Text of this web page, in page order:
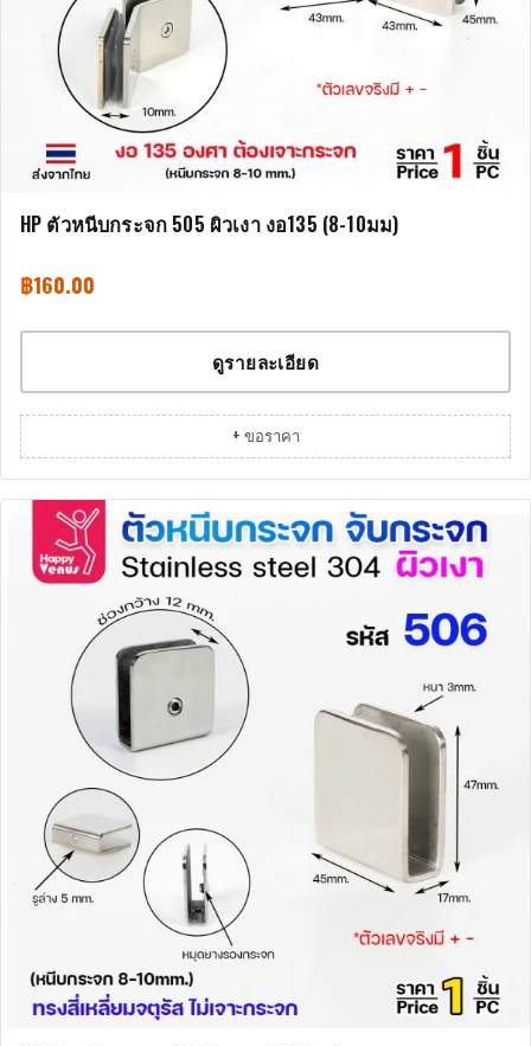
HP ตัวหนีบกระจก 505 ผิวเงา งอ135 (8-10มม)
฿160.00
ดูรายละเอียด
+ ขอราคา